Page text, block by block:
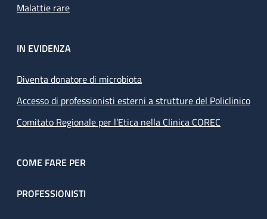
Malattie rare
IN EVIDENZA
Diventa donatore di microbiota
Accesso di professionisti esterni a strutture del Policlinico
Comitato Regionale per l’Etica nella Clinica COREC
COME FARE PER
PROFESSIONISTI